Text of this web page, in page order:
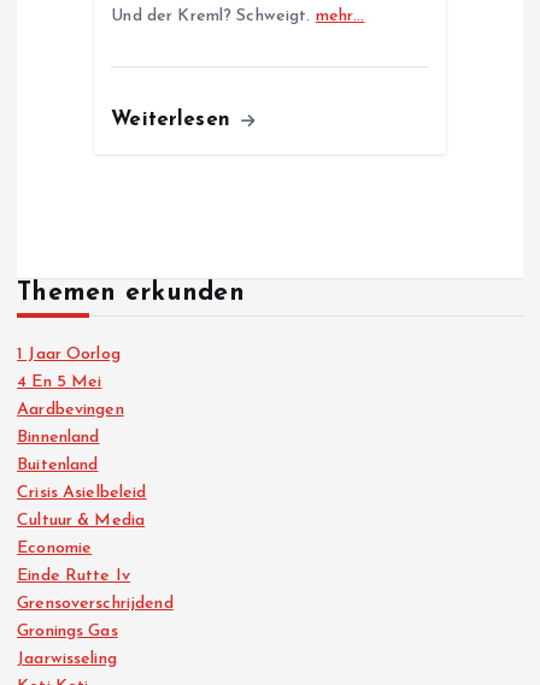
Und der Kreml? Schweigt. mehr…
Weiterlesen
Themen erkunden
1 Jaar Oorlog
4 En 5 Mei
Aardbevingen
Binnenland
Buitenland
Crisis Asielbeleid
Cultuur & Media
Economie
Einde Rutte Iv
Grensoverschrijdend
Gronings Gas
Jaarwisseling